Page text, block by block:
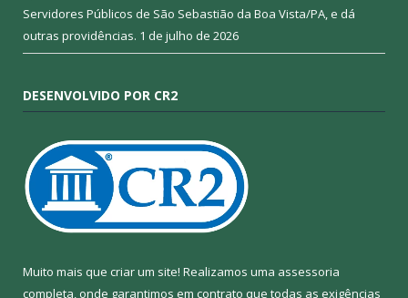
Servidores Públicos de São Sebastião da Boa Vista/PA, e dá
outras providências. 1 de julho de 2026
DESENVOLVIDO POR CR2
Muito mais que criar um site! Realizamos uma assessoria
completa, onde garantimos em contrato que todas as exigências